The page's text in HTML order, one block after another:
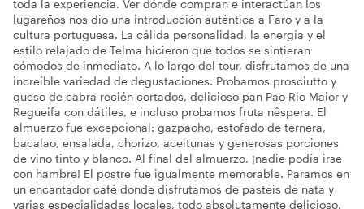
toda la experiencia. Ver dónde compran e interactúan los
lugareños nos dio una introducción auténtica a Faro y a la
cultura portuguesa. La cálida personalidad, la energía y el
estilo relajado de Telma hicieron que todos se sintieran
cómodos de inmediato. A lo largo del tour, disfrutamos de una
increíble variedad de degustaciones. Probamos prosciutto y
queso de cabra recién cortados, delicioso pan Pao Rio Maior y
Regueifa con dátiles, e incluso probamos fruta nêspera. El
almuerzo fue excepcional: gazpacho, estofado de ternera,
bacalao, ensalada, chorizo, aceitunas y generosas porciones
de vino tinto y blanco. Al final del almuerzo, ¡nadie podía irse
con hambre! El postre fue igualmente memorable. Paramos en
un encantador café donde disfrutamos de pasteis de nata y
varias especialidades locales, todo absolutamente delicioso.